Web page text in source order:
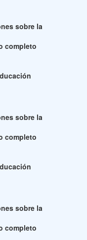
sobre la
completo
sobre la
completo
sobre la
completo